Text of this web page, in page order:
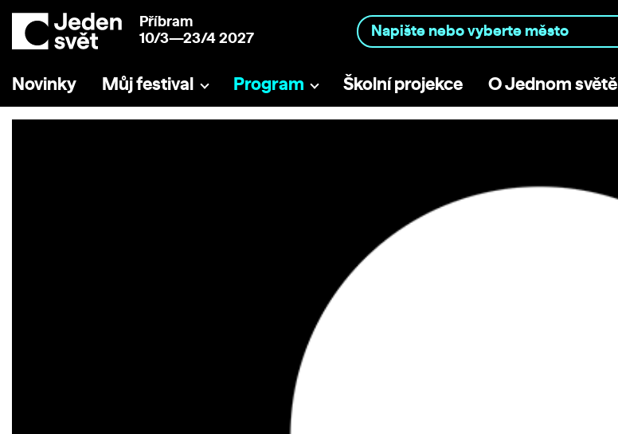
Příbram
10/3—23/4 2027
Novinky Můj festival Program Školní projekce O Jednom světě